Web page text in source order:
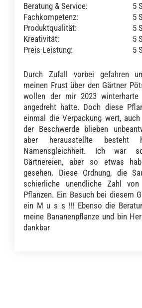
Beratung & Service:
5
Fachkompetenz:
5
Produktqualität:
5
Kreativität:
5
Preis-Leistung:
5
Durch Zufall vorbei gefahren
meinen Frust über den Gärtner
wollen der mir 2023 winterharte
angedreht hatte. Doch diese
einmal die Verpackung wert, auch
der Beschwerde blieben
aber herausstellte
Namensgleichheit. Ich war
Gärtnereien, aber so etwas
gesehen. Diese Ordnung, die
schierliche unendliche Zahl
Pflanzen. Ein Besuch bei diesem
ein M u s s !!! Ebenso die
meine Bananenpflanze und bin
dankbar